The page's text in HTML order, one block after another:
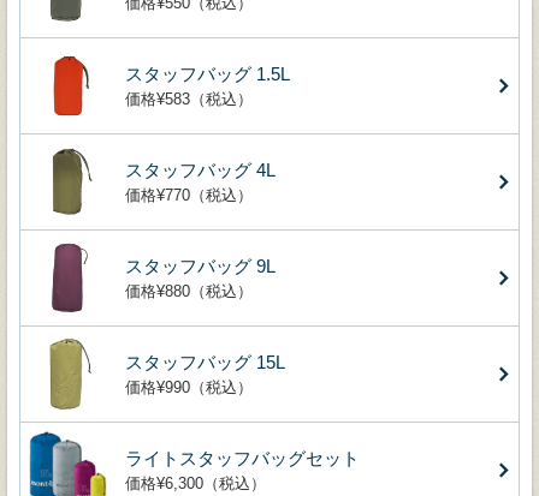
スタッフバッグ 1.5L
価格¥583（税込）
スタッフバッグ 4L
価格¥770（税込）
スタッフバッグ 9L
価格¥880（税込）
スタッフバッグ 15L
価格¥990（税込）
ライトスタッフバッグセット
価格¥6,300（税込）